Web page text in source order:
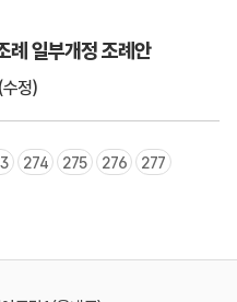
례 일부개정 조례안
정)
274 275 276 277